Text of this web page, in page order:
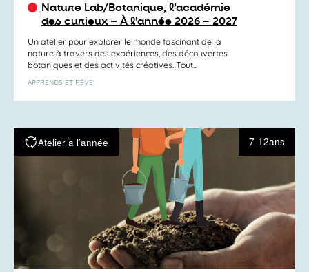
Nature Lab/Botanique, l’académie
des curieux – À l’année 2026 – 2027
Un atelier pour explorer le monde fascinant de la
nature à travers des expériences, des découvertes
botaniques et des activités créatives. Tout...
APPRENDS ET RÊVE
Atelier à l’année 7-12ans